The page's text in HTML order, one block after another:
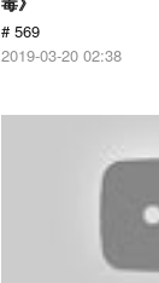
# 569
2019-03-20 02:38